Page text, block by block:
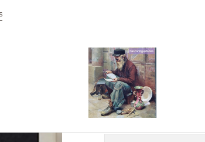
Memorabilia
|
Livro, A
Morgan
Quantidade